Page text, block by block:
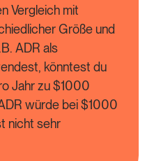
Vergleich mit
Größe und
ADR als
könntest du
Jahr zu $1000
würde bei $1000
nicht sehr